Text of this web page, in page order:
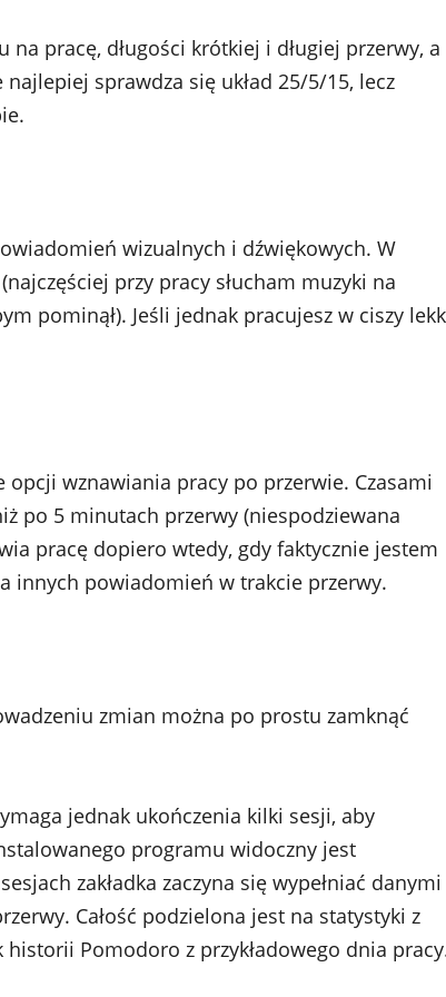
pracę, długości krótkiej i długiej przerwy, a
sprawdza się układ 25/5/15, lecz
wizualnych i dźwiękowych. W
przy pracy słucham muzyki na
pominął). Jeśli jednak pracujesz w ciszy
opcji wznawiania pracy po przerwie. Czasami
po 5 minutach przerwy (niespodziewana
pracę dopiero wtedy, gdy faktycznie jestem
innych powiadomień w trakcie przerwy.
zmian można po prostu zamknąć
jednak ukończenia kilki sesji, aby
programu widoczny jest
zakładka zaczyna się wypełniać danymi
Całość podzielona jest na statystyki z
Pomodoro z przykładowego dnia